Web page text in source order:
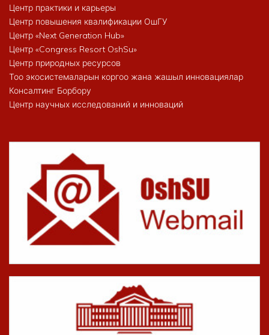
Центр практики и карьеры
Центр повышения квалификации ОшГУ
Центр «Next Generation Hub»
Центр «Congress Resort OshSu»
Центр природных ресурсов
Тоо экосистемаларын коргоо жана жашыл инновациялар
Консалтинг Борбору
Центр научных исследований и инноваций